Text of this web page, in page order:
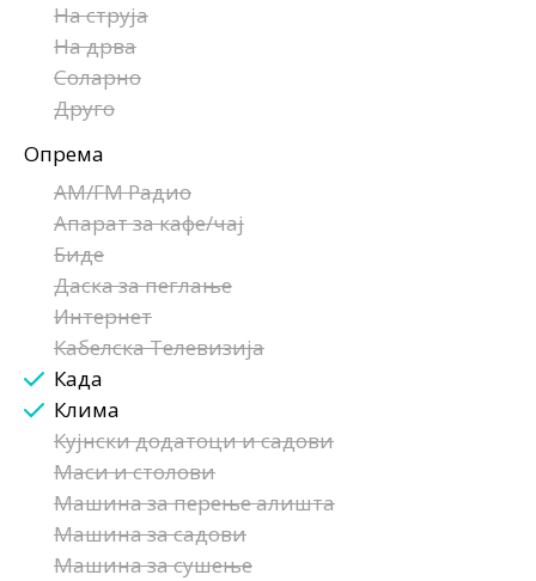
На струја
На дрва
Соларно
Друго
Опрема
AM/FM Радио
Апарат за кафе/чај
Биде
Даска за пеглање
Интернет
Кабелска Телевизија
Када
Клима
Кујнски додатоци и садови
Маси и столови
Машина за перење алишта
Машина за садови
Машина за сушење